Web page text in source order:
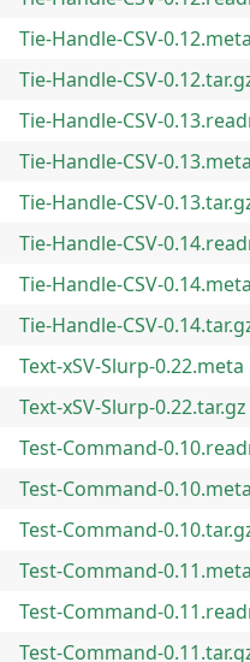
Tie-Handle-CSV-0.12.meta
Tie-Handle-CSV-
Tie-Handle-CSV-
Tie-Handle-CSV-0.13.meta
Tie-Handle-CSV-
Tie-Handle-CSV-
Tie-Handle-CSV-0.14.meta
Tie-Handle-CSV-
Text-xSV-Slurp-0.22.meta
Text-xSV-Slurp-0.22.tar.gz
Test-Command-
Test-Command-0.10.meta
Test-Command-
Test-Command-0.11.meta
Test-Command-
Test-Command-